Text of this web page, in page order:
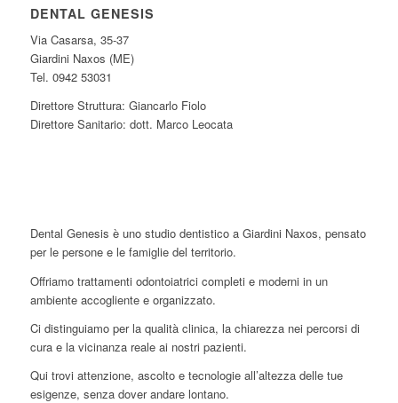
DENTAL GENESIS
Via Casarsa, 35-37
Giardini Naxos (ME)
Tel. 0942 53031
Direttore Struttura: Giancarlo Fiolo
Direttore Sanitario: dott. Marco Leocata
Dental Genesis è uno studio dentistico a Giardini Naxos, pensato
per le persone e le famiglie del territorio.
Offriamo trattamenti odontoiatrici completi e moderni in un
ambiente accogliente e organizzato.
Ci distinguiamo per la qualità clinica, la chiarezza nei percorsi di
cura e la vicinanza reale ai nostri pazienti.
Qui trovi attenzione, ascolto e tecnologie all’altezza delle tue
esigenze, senza dover andare lontano.